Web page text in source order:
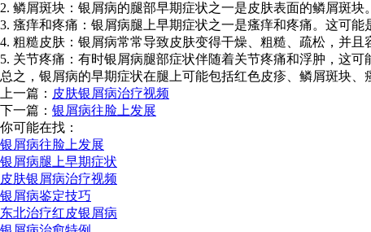
2. 鳞屑斑块：银屑病的腿部早期症状之一是皮肤表面的鳞屑斑
3. 瘙痒和疼痛：银屑病腿上早期症状之一是瘙痒和疼痛。这可能
4. 粗糙皮肤：银屑病常常导致皮肤变得干燥、粗糙、疏松，并
5. 关节疼痛：有时银屑病腿部症状伴随着关节疼痛和浮肿，这
总之，银屑病的早期症状在腿上可能包括红色皮疹、鳞屑斑块
上一篇： 皮肤银屑病治疗视频
下一篇： 银屑病往脸上发展
你可能在找：
银屑病往脸上发展
银屑病腿上早期症状
皮肤银屑病治疗视频
银屑病鉴定技巧
东北治疗红皮银屑病